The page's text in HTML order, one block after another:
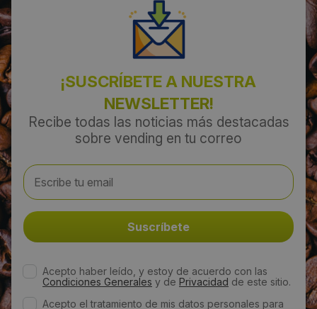
Teléfono:
Email:
info@egaravending.com
https://egaravending.com/
¡SUSCRÍBETE A NUESTRA
NEWSLETTER!
Recibe todas las noticias más destacadas
sobre vending en tu correo
Acepto haber leído, y estoy de acuerdo con las
Condiciones Generales y de Privacidad de este sitio.
Acepto el tratamiento de mis datos personales para